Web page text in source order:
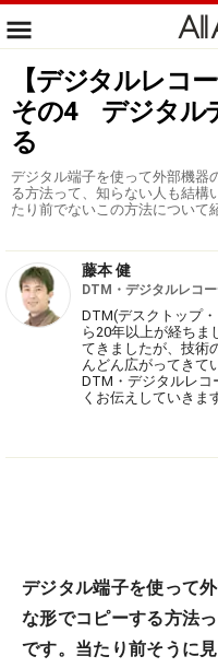
【デジタルレコ
その4 デジタル
る
デジタル端子を使って外部機器
る方法って、知らない人も結構
たり前でないこの方法について
藤本 健
DTM・デジタルレコ
DTM(デスクトップ
ら20年以上が経ちま
てきましたが、技術
んどん広がってきて
DTM・デジタルレコ
くお伝えしていきま
デジタル端子を使って
な形でコピーする方法
です。当たり前そうに